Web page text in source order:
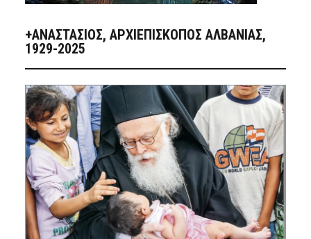
+ΑΝΑΣΤΆΣΙΟΣ, ΑΡΧΙΕΠΊΣΚΟΠΟΣ ΑΛΒΑΝΊΑΣ,
1929-2025